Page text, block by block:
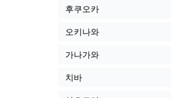
후쿠오카
오키나와
가나가와
치바